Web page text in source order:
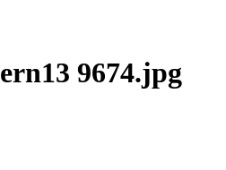
9674.jpg